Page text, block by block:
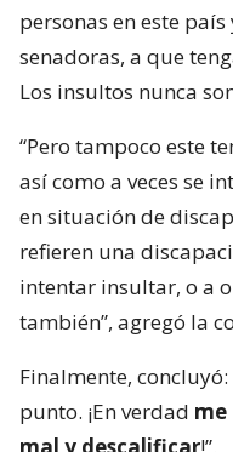
personas en este país
senadoras, a que
Los insultos nunca
“Pero tampoco este
así como a veces se
en situación de
refieren una
intentar insultar, o a
también”, agregó la
Finalmente,
punto. ¡En verdad me